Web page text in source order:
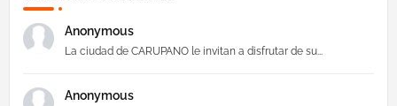
Anonymous
La ciudad de CARUPANO le invitan a disfrutar de su...
Anonymous